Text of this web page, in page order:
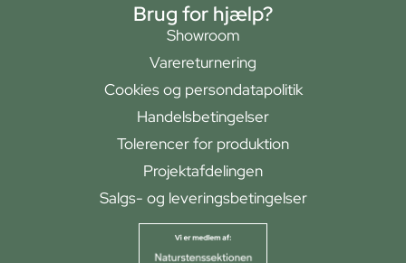
Brug for hjælp?
Showroom
Varereturnering
Cookies og persondatapolitik
Handelsbetingelser
Tolerencer for produktion
Projektafdelingen
Salgs- og leveringsbetingelser